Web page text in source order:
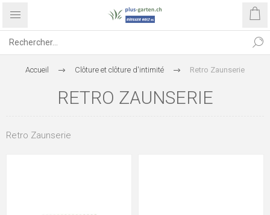
Accueil Clôture et clôture d'intimité Retro Zaunserie
RETRO ZAUNSERIE
Retro Zaunserie